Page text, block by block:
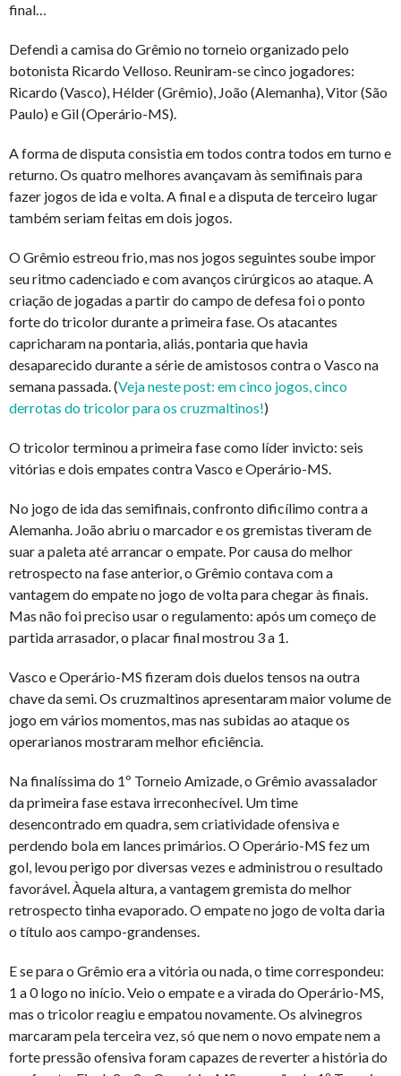
final…
Defendi a camisa do Grêmio no torneio organizado pelo
botonista Ricardo Velloso. Reuniram-se cinco jogadores:
Ricardo (Vasco), Hélder (Grêmio), João (Alemanha), Vitor (São
Paulo) e Gil (Operário-MS).
A forma de disputa consistia em todos contra todos em turno e
returno. Os quatro melhores avançavam às semifinais para
fazer jogos de ida e volta. A final e a disputa de terceiro lugar
também seriam feitas em dois jogos.
O Grêmio estreou frio, mas nos jogos seguintes soube impor
seu ritmo cadenciado e com avanços cirúrgicos ao ataque. A
criação de jogadas a partir do campo de defesa foi o ponto
forte do tricolor durante a primeira fase. Os atacantes
capricharam na pontaria, aliás, pontaria que havia
desaparecido durante a série de amistosos contra o Vasco na
semana passada. (Veja neste post: em cinco jogos, cinco
derrotas do tricolor para os cruzmaltinos!)
O tricolor terminou a primeira fase como líder invicto: seis
vitórias e dois empates contra Vasco e Operário-MS.
No jogo de ida das semifinais, confronto dificílimo contra a
Alemanha. João abriu o marcador e os gremistas tiveram de
suar a paleta até arrancar o empate. Por causa do melhor
retrospecto na fase anterior, o Grêmio contava com a
vantagem do empate no jogo de volta para chegar às finais.
Mas não foi preciso usar o regulamento: após um começo de
partida arrasador, o placar final mostrou 3 a 1.
Vasco e Operário-MS fizeram dois duelos tensos na outra
chave da semi. Os cruzmaltinos apresentaram maior volume de
jogo em vários momentos, mas nas subidas ao ataque os
operarianos mostraram melhor eficiência.
Na finalíssima do 1º Torneio Amizade, o Grêmio avassalador
da primeira fase estava irreconhecível. Um time
desencontrado em quadra, sem criatividade ofensiva e
perdendo bola em lances primários. O Operário-MS fez um
gol, levou perigo por diversas vezes e administrou o resultado
favorável. Àquela altura, a vantagem gremista do melhor
retrospecto tinha evaporado. O empate no jogo de volta daria
o título aos campo-grandenses.
E se para o Grêmio era a vitória ou nada, o time correspondeu:
1 a 0 logo no início. Veio o empate e a virada do Operário-MS,
mas o tricolor reagiu e empatou novamente. Os alvinegros
marcaram pela terceira vez, só que nem o novo empate nem a
forte pressão ofensiva foram capazes de reverter a história do